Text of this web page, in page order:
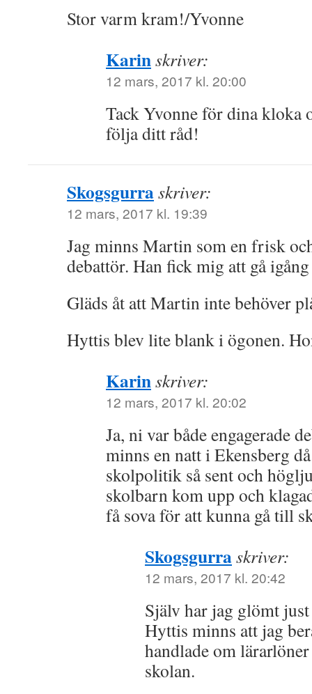
Stor varm kram!/Yvonne
Karinskriver:
12 mars, 2017 kl. 20:00
Tack Yvonne för dina kloka
följa ditt råd!
Skogsgurraskriver:
12 mars, 2017 kl. 19:39
Jag minns Martin som en frisk
debattör. Han fick mig att gå
Gläds åt att Martin inte behöver
Hyttis blev lite blank i ögonen.
Karinskriver:
12 mars, 2017 kl. 20:02
Ja, ni var både engagerade
minns en natt i Ekensberg
skolpolitik så sent och
skolbarn kom upp och
få sova för att kunna gå till
Skogsgurraskriver:
12 mars, 2017 kl. 20:42
Själv har jag glömt
Hyttis minns att jag
handlade om
skolan.